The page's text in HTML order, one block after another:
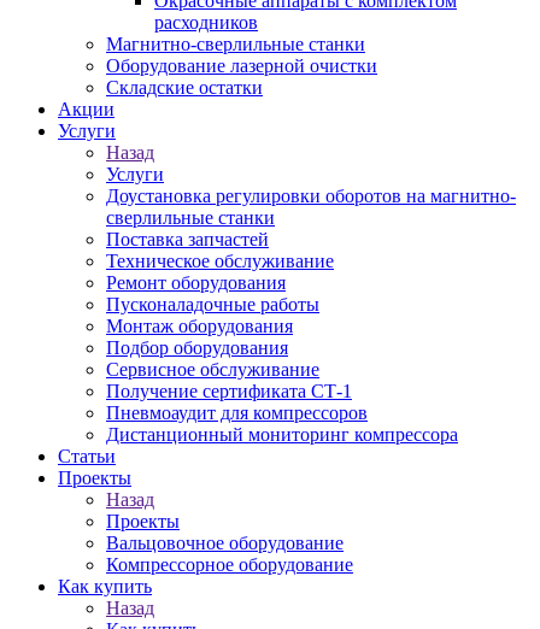
расходников
Магнитно-сверлильные станки
Оборудование лазерной очистки
Складские остатки
Акции
Услуги
Назад
Услуги
Доустановка регулировки оборотов на магнитно-
сверлильные станки
Поставка запчастей
Техническое обслуживание
Ремонт оборудования
Пусконаладочные работы
Монтаж оборудования
Подбор оборудования
Сервисное обслуживание
Получение сертификата СТ-1
Пневмоаудит для компрессоров
Дистанционный мониторинг компрессора
Статьи
Проекты
Назад
Проекты
Вальцовочное оборудование
Компрессорное оборудование
Как купить
Назад